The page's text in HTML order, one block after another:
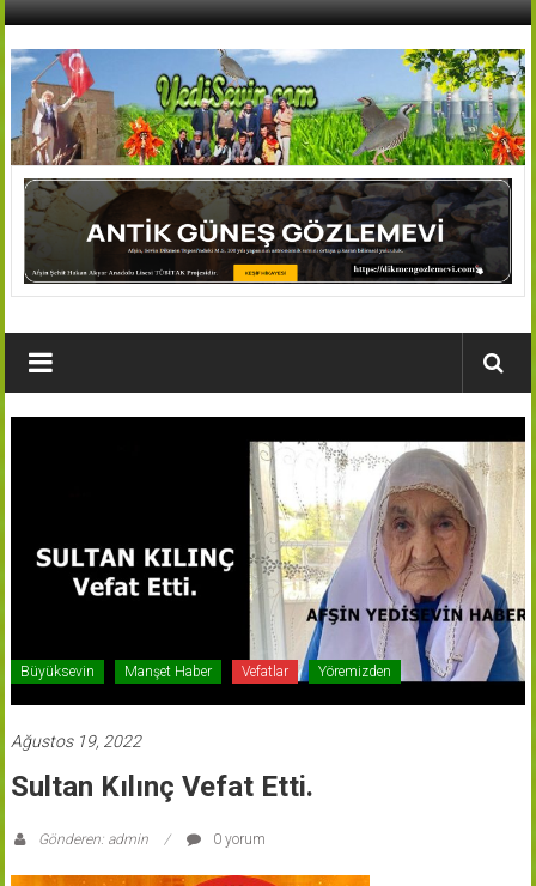
İçeriğe
AFŞİN
YEDİSEVİN
HABER
Köyleri
Büyüksevin Manşet Haber Vefatlar Yöremizden
Ağustos 19, 2022
Sultan Kılınç Vefat Etti.
Gönderen: admin 0 yorum